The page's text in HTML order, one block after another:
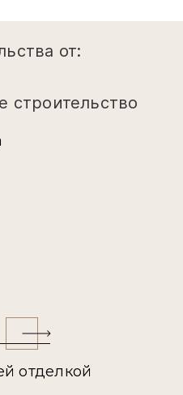
от:
строительство
отделкой